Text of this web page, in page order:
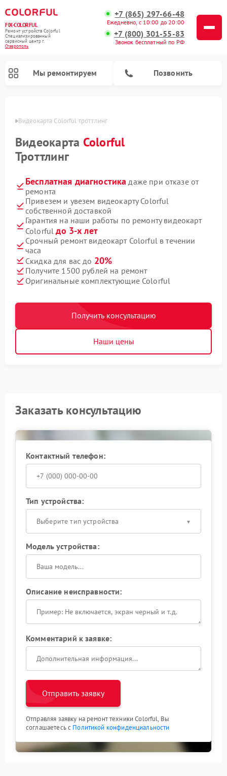
FIX-COLORFUL
Ремонт устройств Colorful
Специализированный
cервисный центр г.
Ставрополь
+7 (865) 297-66-48
Ежедневно, с 10:00 до 20:00
+7 (800) 301-55-83
Звонок бесплатный по РФ
Мы ремонтируем Позвонить
Видеокарта Colorful троттлинг
Видеокарта Colorful
Троттлинг
Бесплатная диагностика даже при отказе от
ремонта
Привезем и увезем видеокарту Colorful
собственной доставкой
Гарантия на наши работы по ремонту видеокарт
Colorfulдо 3-х лет
Срочный ремонт видеокарт Colorful в течении
часа
Скидка для вас до 20%
Получите 1500 рублей на ремонт
Оригинальные комплектующие Colorful
Получить консультацию
Наши цены
Заказать консультацию
Контактный телефон:
Тип устройства:
Выберите тип устройства
Модель устройства:
Описание неисправности:
Комментарий к заявке:
Отправить заявку
Отправляя заявку на ремонт техники Colorful, Вы
соглашаетесь с Политикой конфиденциальности